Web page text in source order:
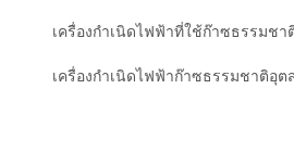
เครื่องกำเนิดไฟฟ้าที่ใช้ก๊าซธรรมชา
เครื่องกำเนิดไฟฟ้าก๊าซธรรมชาติอุต